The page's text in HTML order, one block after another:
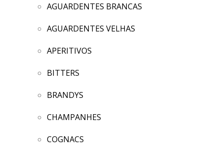
AGUARDENTES BRANCAS
AGUARDENTES VELHAS
APERITIVOS
BITTERS
BRANDYS
CHAMPANHES
COGNACS